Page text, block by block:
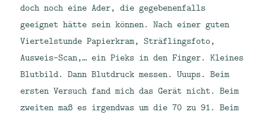
doch noch eine Ader, die gegebenenfalls
geeignet hätte sein können. Nach einer guten
Viertelstunde Papierkram, Sträflingsfoto,
Ausweis-Scan,… ein Pieks in den Finger. Kleines
Blutbild. Dann Blutdruck messen. Uuups. Beim
ersten Versuch fand mich das Gerät nicht. Beim
zweiten maß es irgendwas um die 70 zu 91. Beim